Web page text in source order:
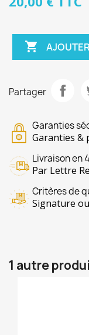

Partager
Garanties
Garanties &
Livraison en
Par Lettre
Critères de
Signature
1 autre